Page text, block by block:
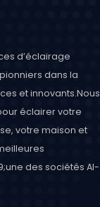
d’éclairage
dans la
et innovants.Nous
éclairer votre
votre maison et
des sociétés Al-